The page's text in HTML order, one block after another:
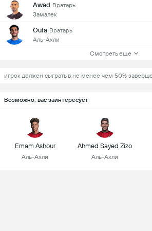
Awad Вратарь
Замалек
Oufa Вратарь
Аль-Ахли
Смотреть еще
игрок должен сыграть в не менее чем 50%
Возможно, вас заинтересует
Emam Ashour
Аль-Ахли
Ahmed Sayed Zizo
Аль-Ахли